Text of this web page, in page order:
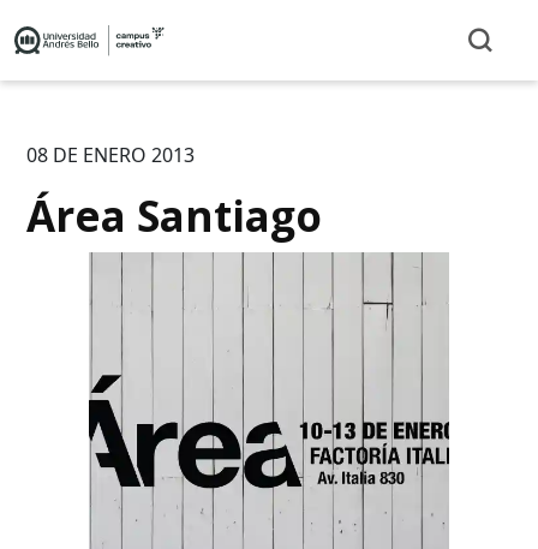
08 DE ENERO 2013
Área Santiago